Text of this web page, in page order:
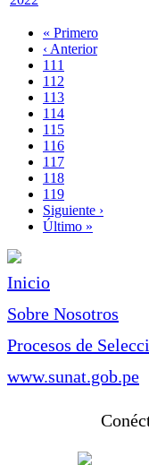
Paginación
Primera
página
« Primero
Página
anterior
‹ Anterior
Page
111
Page
112
Page
113
Page
114
Página
actual
115
Page
116
Page
117
Page
118
Page
119
Siguiente
página
Siguiente ›
Última
Último »
Inicio
Sobre Nosotros
Procesos de
www.sunat.gob.pe